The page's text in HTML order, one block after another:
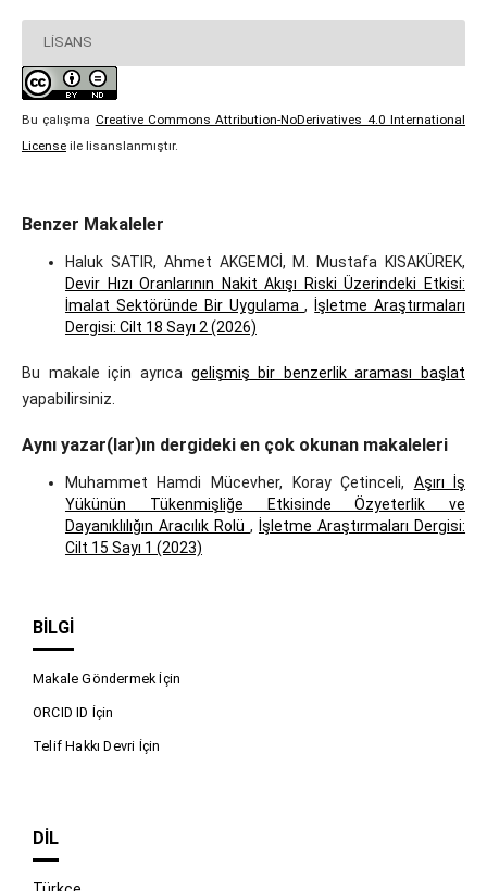
LISANS
Bu çalışma Creative Commons Attribution-NoDerivatives 4.0 International
Licenseile lisanslanmıştır.
Benzer Makaleler
Haluk SATIR, Ahmet AKGEMCİ, M. Mustafa KISAKÜREK,
Devir Hızı Oranlarının Nakit Akışı Riski Üzerindeki Etkisi:
İmalat Sektöründe Bir Uygulama,
İşletme Araştırmaları
Dergisi: Cilt 18 Sayı 2 (2026)
Bu makale için ayrıca gelişmiş bir benzerlik araması başlat
yapabilirsiniz.
Aynı yazar(lar)ın dergideki en çok okunan makaleleri
Muhammet Hamdi Mücevher, Koray Çetinceli, Aşırı İş
Yükünün Tükenmişliğe Etkisinde Özyeterlik ve
Dayanıklılığın Aracılık Rolü , İşletme Araştırmaları Dergisi:
Cilt 15 Sayı 1 (2023)
BILGI
Makale Göndermek İçin
ORCID ID İçin
Telif Hakkı Devri İçin
DIL